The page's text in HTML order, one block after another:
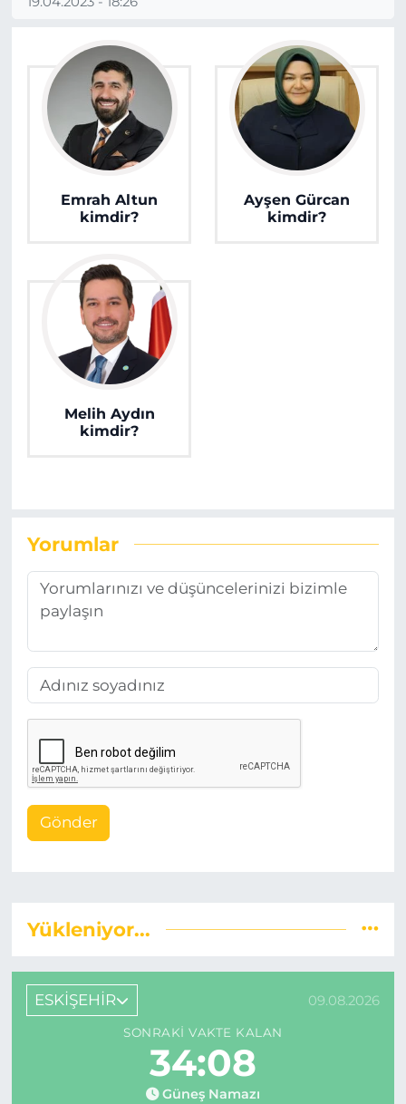
Emrah Altun
kimdir?
Ayşen Gürcan
kimdir?
Melih Aydın
kimdir?
Yorumlar
Gönder
Yükleniyor...
ESKİŞEHİR 09.08.2026
SONRAKI VAKTE KALAN
34:07
Güneş Namazı